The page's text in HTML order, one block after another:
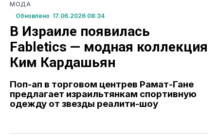
МОДА
Обновлено 17.06.2026 08:34
В Израиле появилась
Fabletics — модная коллекция
Ким Кардашьян
Поп-ап в торговом центрев Рамат-Гане
предлагает израильтянкам спортивную
одежду от звезды реалити-шоу